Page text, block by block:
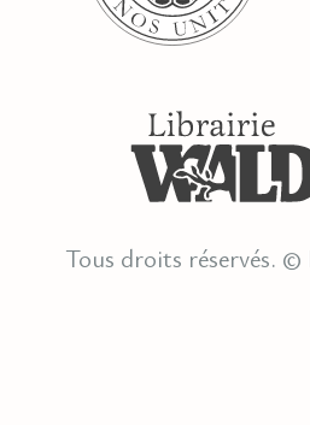
Tous droits réservés.